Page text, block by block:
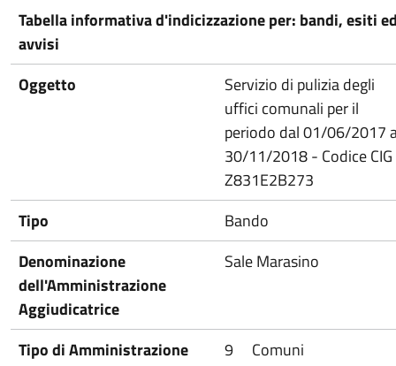
Tabella informativa d'indicizzazione per: bandi, esiti
avvisi
Oggetto
Servizio di pulizia degli
uffici comunali per il
periodo dal 01/06/2017
30/11/2018 - Codice CIG
Z831E2B273
Tipo
Bando
Denominazione
dell'Amministrazione
Aggiudicatrice
Sale Marasino
Tipo di Amministrazione 9
Comuni